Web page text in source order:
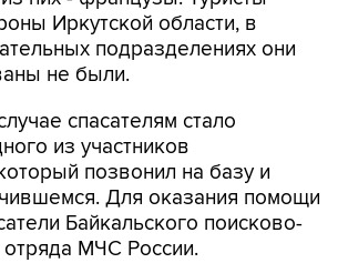
Иркутской области, в
подразделениях они
не были.
спасателям стало
из участников
позвонил на базу и
Для оказания помощи
Байкальского поисково-
отряда МЧС России.